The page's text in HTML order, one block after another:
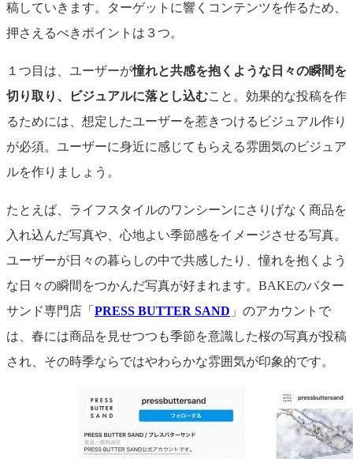
稿していきます。ターゲットに響くコンテンツを作るため、
押さえるべきポイントは３つ。
１つ目は、ユーザーが憧れと共感を抱くような日々の瞬間を
切り取り、ビジュアルに落とし込むこと。効果的な投稿を作
るためには、想定したユーザーを惹きつけるビジュアル作り
が必須。ユーザーに身近に感じてもらえる雰囲気のビジュア
ルを作りましょう。
たとえば、ライフスタイルのワンシーンにさりげなく商品を
入れ込んだ写真や、心地よい季節感をイメージさせる写真。
ユーザーが日々の暮らしの中で共感したり、憧れを抱くよう
な日々の瞬間をつかんだ写真が好まれます。BAKEのバター
サンド専門店「 PRESS BUTTER SAND 」のアカウントで
は、春には商品を見せつつも季節を意識した桜の写真が投稿
され、その時季ならではやわらかな雰囲気が印象的です。